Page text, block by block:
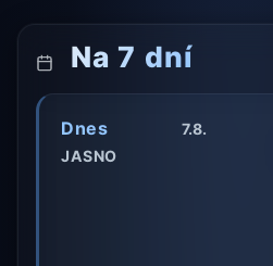
Na 7 dní
Dnes
7.8.
JASNO